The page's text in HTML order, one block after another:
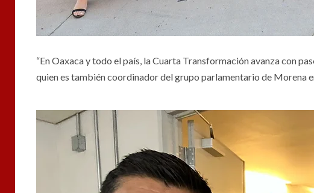
“En Oaxaca y todo el país, la Cuarta Transformación avanza con
quien es también coordinador del grupo parlamentario de Morena